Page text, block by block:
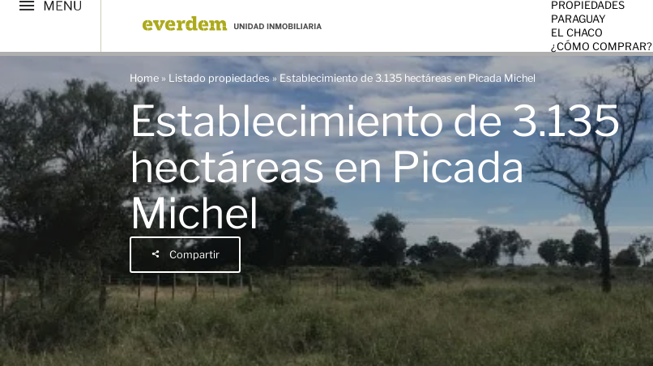
PROPIEDADES
PARAGUAY
EL CHACO
¿CÓMO COMPRAR?
Home » Listado propiedades » Establecimiento de 3.135 hectáreas en Picada Michel
Establecimiento de 3.135
hectáreas en Picada
Michel
Compartir